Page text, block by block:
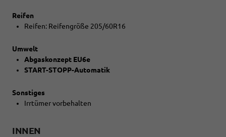
Reifen
Reifen: Reifengröße 205/60R16
Umwelt
Abgaskonzept EU6e
START-STOPP-Automatik
Sonstiges
Irrtümer vorbehalten
INNEN